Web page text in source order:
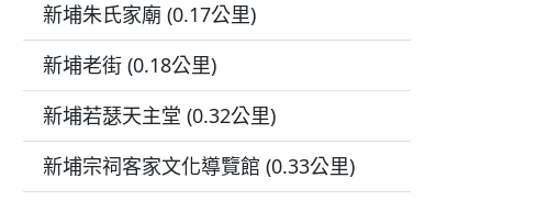
新埔朱氏家廟 (0.17公里)
新埔老街 (0.18公里)
新埔若瑟天主堂 (0.32公里)
新埔宗祠客家文化導覽館 (0.33公里)